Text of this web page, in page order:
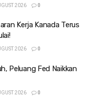
2026 0
Kerja Kanada Terus
2026 0
Peluang Fed Naikkan
2026 0